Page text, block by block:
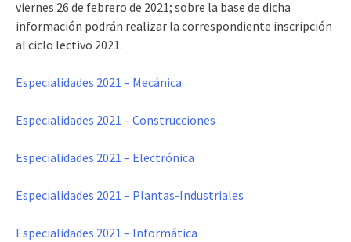
viernes 26 de febrero de 2021; sobre la base de dicha
información podrán realizar la correspondiente inscripción
al ciclo lectivo 2021.
Especialidades 2021 – Mecánica
Especialidades 2021 – Construcciones
Especialidades 2021 – Electrónica
Especialidades 2021 – Plantas-Industriales
Especialidades 2021 – Informática